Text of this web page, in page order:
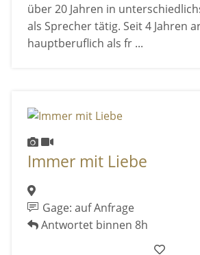
über 20 Jahren in
als Sprecher tätig. Seit 4 Jahren
hauptberuflich als fr ...
Immer mit Liebe
Gage: auf Anfrage
Antwortet binnen 8h